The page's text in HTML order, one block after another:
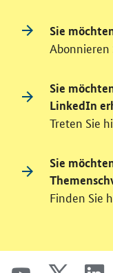
Sie
Abonnieren
Sie
LinkedIn
Treten Sie
Sie
Finden Sie
youtube